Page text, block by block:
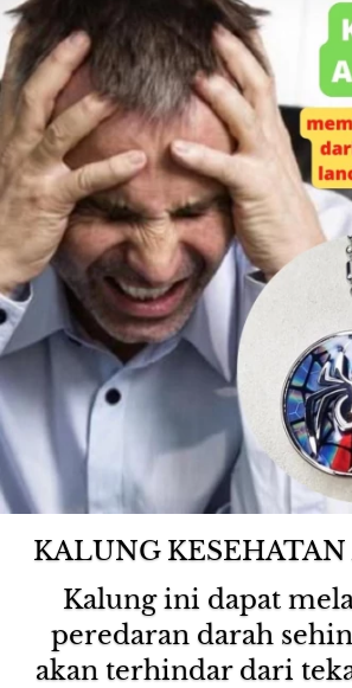
KALUNG
Kalung ini dapat
peredaran darah
akan terhindar dari